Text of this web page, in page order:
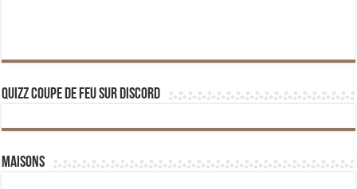
Quizz Coupe de Feu sur Discord
Maisons